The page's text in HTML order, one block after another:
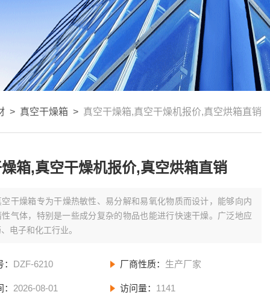
> 真空干燥箱 > 真空干燥箱,真空干燥机报价,真空烘箱直销
箱,真空干燥机报价,真空烘箱直销
空干燥箱专为干燥热敏性、易分解和易氧化物质而设计，能够向内
气体，特别是一些成分复杂的物品也能进行快速干燥。广泛地应
电子和化工行业。
DZF-6210 厂商性质： 生产厂家
2026-08-01 访问量： 1141